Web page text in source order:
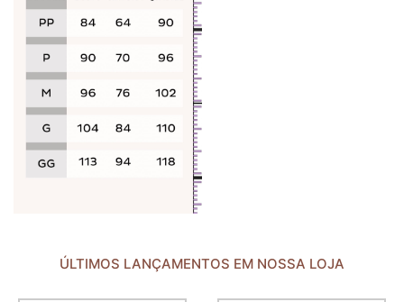
ÚLTIMOS LANÇAMENTOS EM NOSSA LOJA